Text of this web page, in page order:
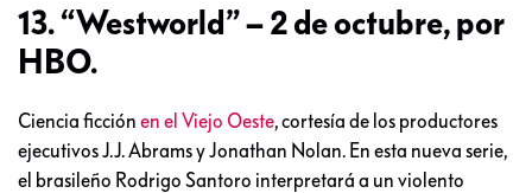
13. “Westworld” – 2 de octubre, por
HBO.
Ciencia ficción en el Viejo Oeste, cortesía de los productores
ejecutivos J.J. Abrams y Jonathan Nolan. En esta nueva serie,
el brasileño Rodrigo Santoro interpretará a un violento